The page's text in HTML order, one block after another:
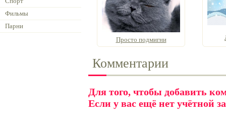
Фильмы
Парни
Просто подмигни
Комментарии
Для того, чтобы добавить
Если у вас ещё нет учётной